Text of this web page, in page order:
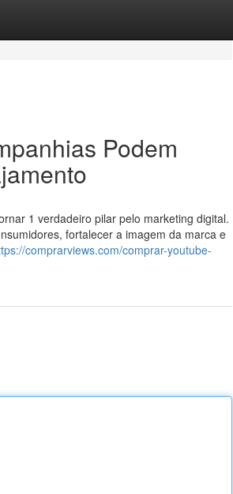
Podem
1 verdadeiro pilar pelo marketing digital.
fortalecer a imagem da marca e
comprarviews.com/comprar-youtube-